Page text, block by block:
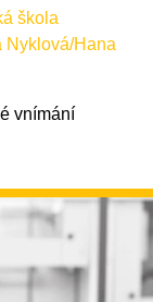
škola
Nyklová/Hana
vnímání